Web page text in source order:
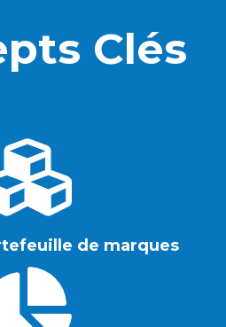
Clés
de marques